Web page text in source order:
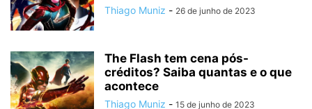
Thiago Muniz - 26 de junho de 2023
The Flash tem cena pós-
créditos? Saiba quantas e o que
acontece
Thiago Muniz - 15 de junho de 2023